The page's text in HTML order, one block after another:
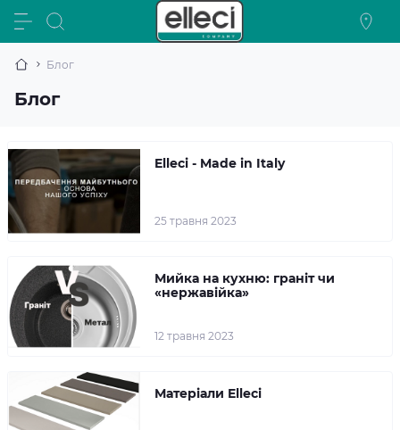
Блог
Блог
25 травня 2023
Elleci - Made in Italy
12 травня 2023
Мийка на кухню: граніт чи
«нержавійка»
Матеріали Elleci